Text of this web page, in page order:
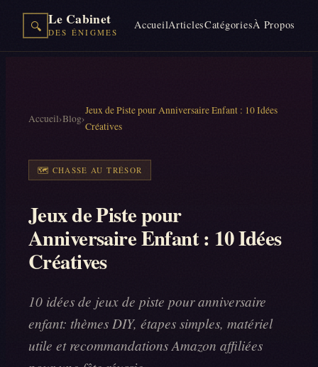
🔍 Le Cabinet
DES ÉNIGMES
AccueilArticlesCatégoriesÀ Propos
Accueil›Blog›
Jeux de Piste pour Anniversaire Enfant : 10 Idées
Créatives
🗺️ CHASSE AU TRÉSOR
Jeux de Piste pour
Anniversaire Enfant : 10 Idées
Créatives
10 idées de jeux de piste pour anniversaire
enfant: thèmes DIY, étapes simples, matériel
utile et recommandations Amazon affiliées